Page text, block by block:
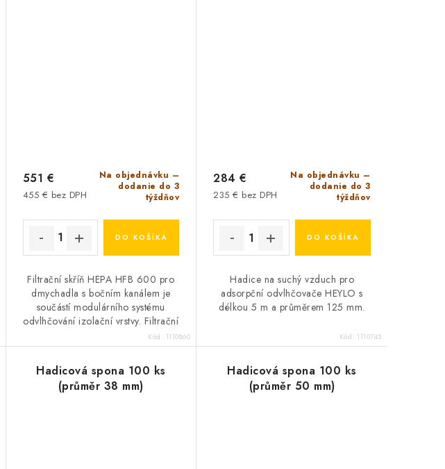
Na objednávku –
dodanie do 3
týždňov
455 € bez DPH
551 €
DO KOŠÍKA
Filtrační skříň HEPA HFB 600 pro
dmychadla s bočním kanálem je
součástí modulárního systému
odvlhčování izolační vrstvy. Filtrační
skříň HEPA účinně filtruje částice
z...
Kód: 1110860
Na objednávku –
dodanie do 3
týždňov
235 € bez DPH
284 €
DO KOŠÍKA
Hadice na suchý vzduch pro
adsorpční odvlhčovače HEYLO s
délkou 5 m a průměrem 125 mm.
Kód: 1110745
Hadicová spona 100 ks
(průměr 38 mm)
Hadicová spona 100 ks
(průměr 50 mm)